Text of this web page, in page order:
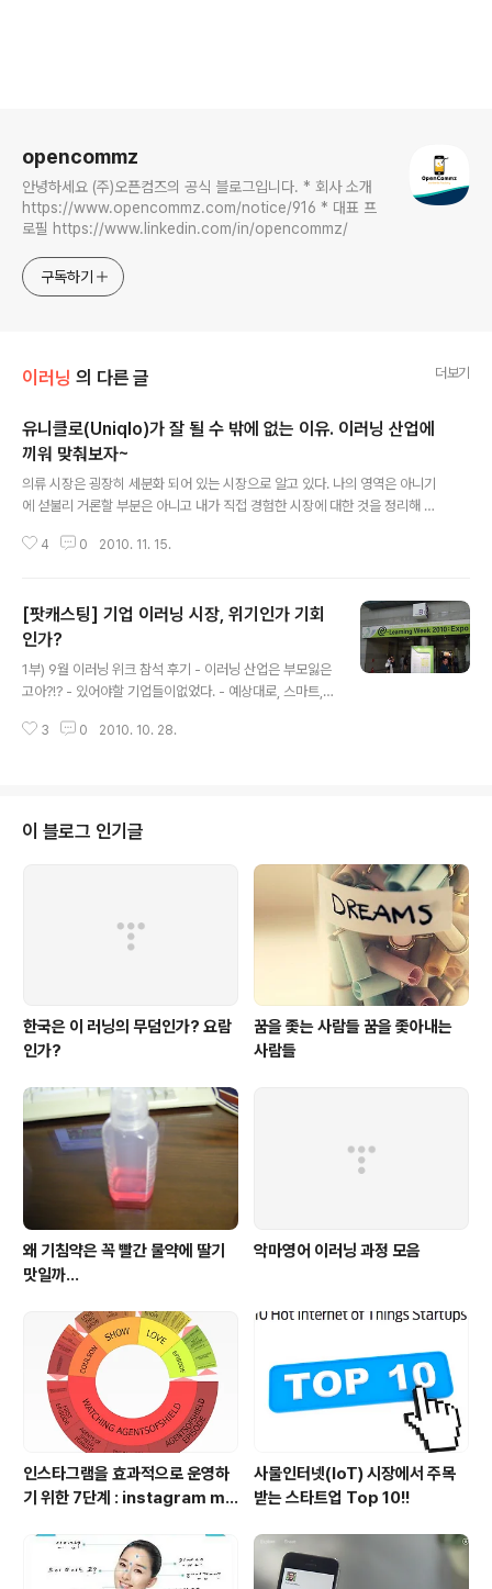
opencommz
안녕하세요 (주)오픈컴즈의 공식 블로그입니다. * 회사 소개
https://www.opencommz.com/notice/916 * 대표 프
로필 https://www.linkedin.com/in/opencommz/
구독하기
이러닝 의 다른 글 더보기
유니클로(Uniqlo)가 잘 될 수 밖에 없는 이유. 이러닝 산업에
끼워 맞춰보자~
의류 시장은 굉장히 세분화 되어 있는 시장으로 알고 있다. 나의 영역은 아니기
에 섣불리 거론할 부분은 아니고 내가 직접 경험한 시장에 대한 것을 정리해 보
e retailer of Private label Apparel) 라는 용어가 자주 들리고 시장을 넓혀
이다. 롯데백화점이 2005년 합작해서 국내 들여왔는데 처음에 나는 기껏해봐
야 지오다노아 국내 이랜드 브랜드 정도? 라고만 생각하고 말았다. 유니클로 연
혁 하지만 최근 일산 현대백화점이 개장하면서 10층에 매장..
4 0 2010. 11. 15.
[팟캐스팅] 기업 이러닝 시장, 위기인가 기회
인가?
1부) 9월 이러닝 위크 참석 후기 - 이러닝 산업은 부모잃은
고아?!? - 있어야할 기업들이없었다. - 예상대로, 스마트,
미 - 왜 갑자기 인수 결정을 했을까? - 크레듀 주문제작 -
0] - [팟캐스팅]티켓몬스터를 통한 소셜 커머스의 이해와
소셜 러닝 전망
3 0 2010. 10. 28.
이 블로그 인기글
한국은 이 러닝의 무덤인가? 요람
인가?
꿈을 좇는 사람들 꿈을 좇아내는
사람들
왜 기침약은 꼭 빨간 물약에 딸기
맛일까...
악마영어 이러닝 과정 모음
인스타그램을 효과적으로 운영하
기 위한 7단계 : instagram ma
사물인터넷(IoT) 시장에서 주목
받는 스타트업 Top 10!!